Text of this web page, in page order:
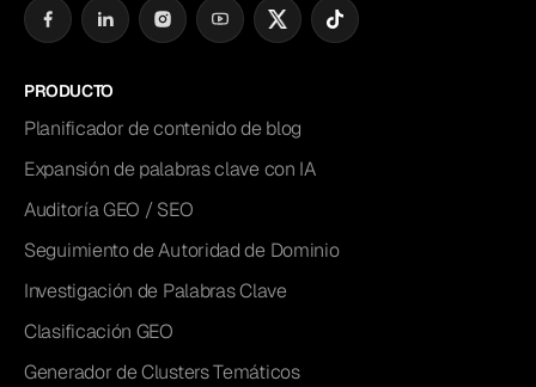
PRODUCTO
Planificador de contenido de blog
Expansión de palabras clave con IA
Auditoría GEO / SEO
Seguimiento de Autoridad de Dominio
Investigación de Palabras Clave
Clasificación GEO
Generador de Clusters Temáticos